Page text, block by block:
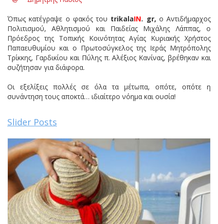
Όπως κατέγραψε ο φακός του trikalaIN. gr, ο Αντιδήμαρχος
Πολιτισμού, Αθλητισμού και Παιδείας Μιχάλης Λάππας, ο
Πρόεδρος της Τοπικής Κοινότητας Αγίας Κυριακής Χρήστος
Παπαευθυμίου και ο Πρωτοσύγκελος της Ιεράς Μητρόπολης
Τρίκκης, Γαρδικίου και Πύλης π. Αλέξιος Κανίνας, βρέθηκαν και
συζήτησαν για διάφορα.
Οι εξελίξεις πολλές σε όλα τα μέτωπα, οπότε, οπότε η
συνάντηση τους αποκτά… ιδιαίτερο νόημα και ουσία!
Slider Posts